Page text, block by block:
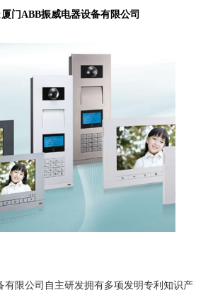
厦门ABB振威电器设备有限公司
有限公司自主研发拥有多项发明专利知识产